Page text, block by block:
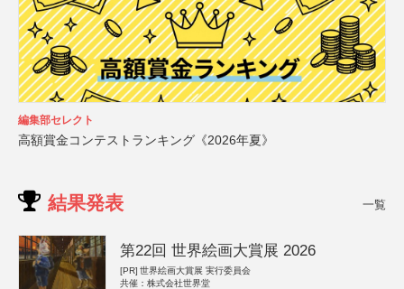
編集部セレクト
高額賞金コンテストランキング《2026年夏》
結果発表 一覧
第22回 世界絵画大賞展 2026
[PR] 世界絵画大賞展 実行委員会
共催：株式会社世界堂